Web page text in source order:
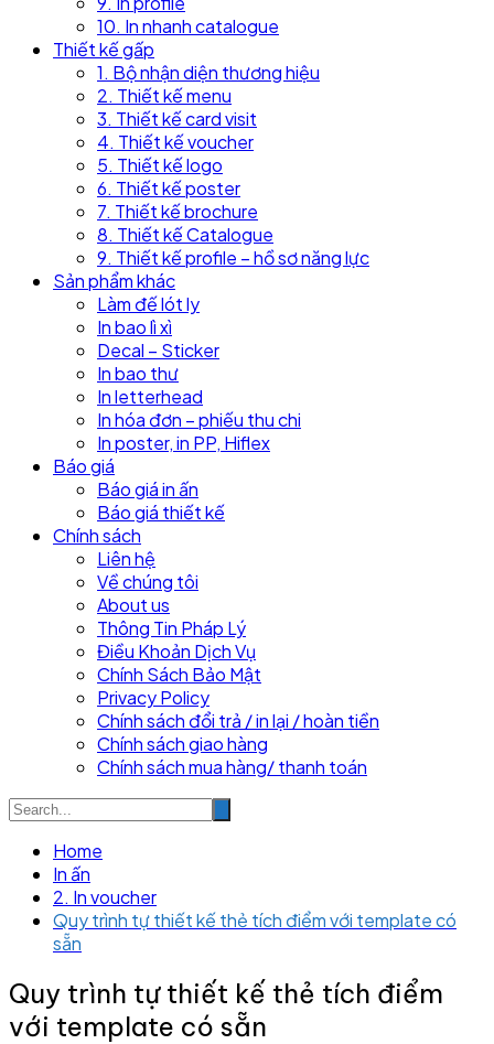
10. In nhanh catalogue
Thiết kế gấp
1. Bộ nhận diện thương hiệu
2. Thiết kế menu
3. Thiết kế card visit
4. Thiết kế voucher
5. Thiết kế logo
6. Thiết kế poster
7. Thiết kế brochure
8. Thiết kế Catalogue
9. Thiết kế profile – hồ sơ năng lực
Sản phẩm khác
Làm đế lót ly
In bao lì xì
Decal – Sticker
In bao thư
In letterhead
In hóa đơn – phiếu thu chi
In poster, in PP, Hiflex
Báo giá
Báo giá in ấn
Báo giá thiết kế
Chính sách
Liên hệ
Về chúng tôi
About us
Thông Tin Pháp Lý
Điều Khoản Dịch Vụ
Chính Sách Bảo Mật
Privacy Policy
Chính sách đổi trả / in lại / hoàn tiền
Chính sách giao hàng
Chính sách mua hàng/ thanh toán
Home
In ấn
2. In voucher
Quy trình tự thiết kế thẻ tích điểm với template có
sẵn
Quy trình tự thiết kế thẻ tích điểm
với template có sẵn